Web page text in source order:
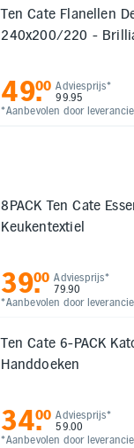
Ten Cate Flanellen
240x200/220 -
Adviesprijs*
99.95
*Aanbevolen door
49.
00
8PACK Ten Cate
Keukentextiel
Adviesprijs*
79.90
*Aanbevolen door
39.
00
Ten Cate 6-PACK
Handdoeken
Adviesprijs*
59.00
*Aanbevolen door
34.
00